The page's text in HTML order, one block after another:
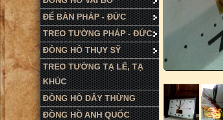
ĐỂ BÀN PHÁP - ĐỨC
TREO TƯỜNG PHÁP - ĐỨC
ĐỒNG HỒ THỤY SỸ
TREO TƯỜNG TẠ LÊ, TẠ
KHÚC
ĐỒNG HỒ DÂY THỪNG
ĐỒNG HỒ ANH QUỐC